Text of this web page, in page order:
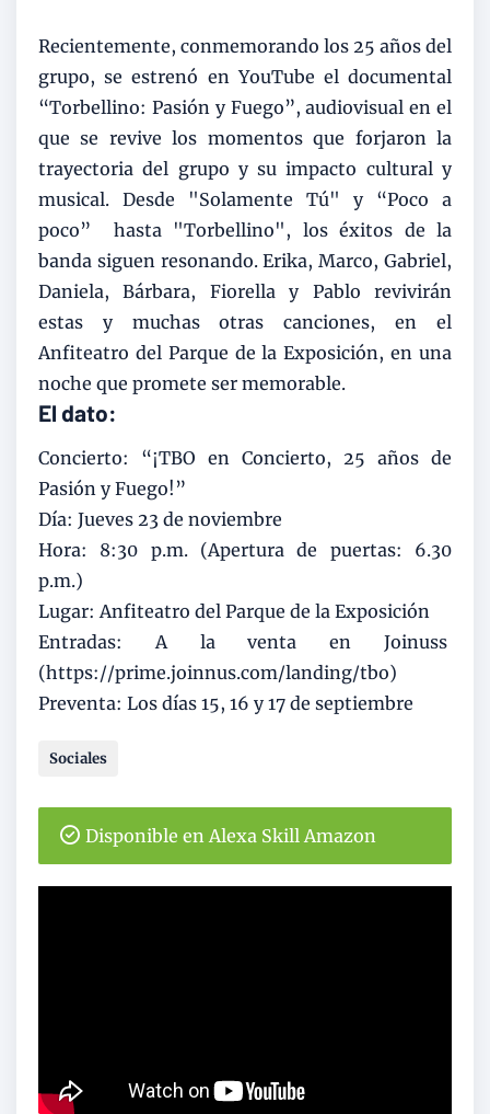
Recientemente, conmemorando los 25 años del
grupo, se estrenó en YouTube el documental
“Torbellino: Pasión y Fuego”, audiovisual en el
que se revive los momentos que forjaron la
trayectoria del grupo y su impacto cultural y
musical. Desde "Solamente Tú" y “Poco a
poco” hasta "Torbellino", los éxitos de la
banda siguen resonando. Erika, Marco, Gabriel,
Daniela, Bárbara, Fiorella y Pablo revivirán
estas y muchas otras canciones, en el
Anfiteatro del Parque de la Exposición, en una
noche que promete ser memorable.
El dato:
Concierto: “¡TBO en Concierto, 25 años de
Pasión y Fuego!”
Día: Jueves 23 de noviembre
Hora: 8:30 p.m. (Apertura de puertas: 6.30
p.m.)
Lugar: Anfiteatro del Parque de la Exposición
Entradas: A la venta en Joinuss
(https://prime.joinnus.com/landing/tbo)
Preventa: Los días 15, 16 y 17 de septiembre
Sociales
Disponible en Alexa Skill Amazon